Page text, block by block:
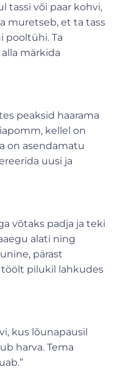
tassi või paar kohvi,
muretseb, et ta tass
pooltühi. Ta
märkida
peaksid haarama
kellel on
on asendamatu
uusi ja
võtaks padja ja teki
alati ning
pärast
pilukil lahkudes
kus lõunapausil
harva. Tema